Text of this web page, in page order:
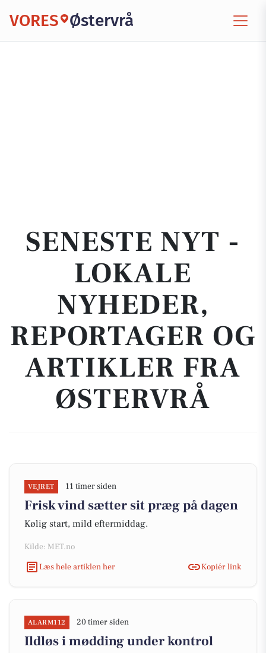
VORES Østervrå
SENESTE NYT -
LOKALE
NYHEDER,
REPORTAGER OG
ARTIKLER FRA
ØSTERVRÅ
VEJRET 11 timer siden
Frisk vind sætter sit præg på dagen
Kølig start, mild eftermiddag.
Kilde: MET.no
Læs hele artiklen her
Kopiér link
ALARM112 20 timer siden
Ildløs i mødding under kontrol